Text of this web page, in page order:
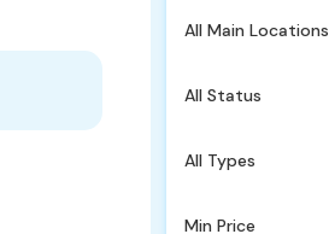
All Main Locations
All Status
All Types
Min Price